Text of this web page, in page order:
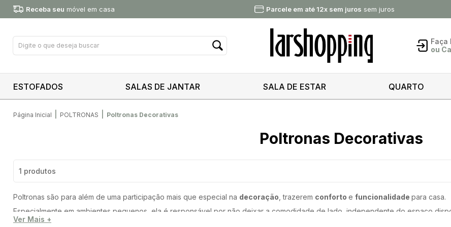
Receba seu móvel em casa Parcele em até 12x sem juros sem juros
Faça
ou
ESTOFADOS SALAS DE JANTAR SALA DE ESTAR QUARTO
Página Inicial POLTRONAS Poltronas Decorativas
Poltronas Decorativas
1 produtos
Poltronas são para além de uma participação mais que especial na decoração , trazerem conforto e funcionalidade para casa.
Especialmente em ambientes pequenos, ela é responsável por não deixar a comodidade de lado, independente do espaço
Elas também podem ser um item irreverente na sua decoração, aliando o funcionalidade à beleza da sua decoração, e tornando-
Ver Mais +